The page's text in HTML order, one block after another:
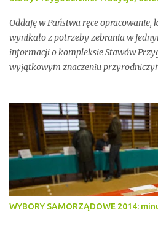
Oddaję w Państwa ręce
wynikało z potrzeby zebrania w
informacji o kompleksie Stawów
wyjątkowym znaczeniu
elementem ekosystemu Doliny
się jednak również przedmiotem
zagrożeń związanych z brakiem
niewystarczającym wsparciem
WYBORY SAMORZĄDOWE 2014: